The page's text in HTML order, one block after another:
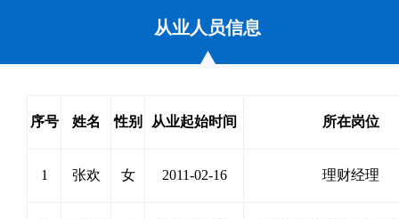
从业人员信息
序号 姓名 性别 从业起始时间 所在岗位
1 张欢 女 2011-02-16 理财经理